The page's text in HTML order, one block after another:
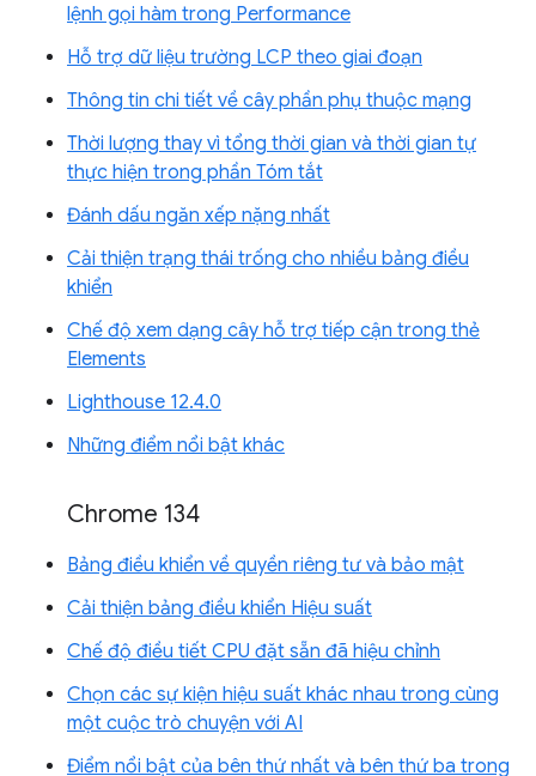
lệnh gọi hàm trong Performance
Hỗ trợ dữ liệu trường LCP theo giai đoạn
Thông tin chi tiết về cây phần phụ thuộc mạng
Thời lượng thay vì tổng thời gian và thời gian tự
thực hiện trong phần Tóm tắt
Đánh dấu ngăn xếp nặng nhất
Cải thiện trạng thái trống cho nhiều bảng điều
khiển
Chế độ xem dạng cây hỗ trợ tiếp cận trong thẻ
Elements
Lighthouse 12.4.0
Những điểm nổi bật khác
Chrome 134
Bảng điều khiển về quyền riêng tư và bảo mật
Cải thiện bảng điều khiển Hiệu suất
Chế độ điều tiết CPU đặt sẵn đã hiệu chỉnh
Chọn các sự kiện hiệu suất khác nhau trong cùng
một cuộc trò chuyện với AI
Điểm nổi bật của bên thứ nhất và bên thứ ba trong